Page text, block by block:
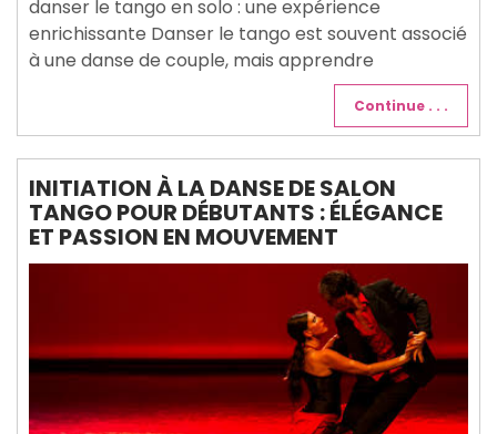
danser le tango en solo : une expérience
enrichissante Danser le tango est souvent associé
à une danse de couple, mais apprendre
Continue . . .
INITIATION À LA DANSE DE SALON
TANGO POUR DÉBUTANTS : ÉLÉGANCE
ET PASSION EN MOUVEMENT